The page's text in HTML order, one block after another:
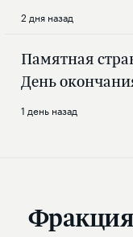
2 дня назад
Памятная
День
1 день назад